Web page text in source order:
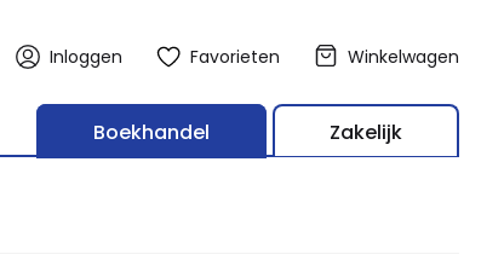
Inloggen Favorieten Winkelwagen
Boekhandel Zakelijk